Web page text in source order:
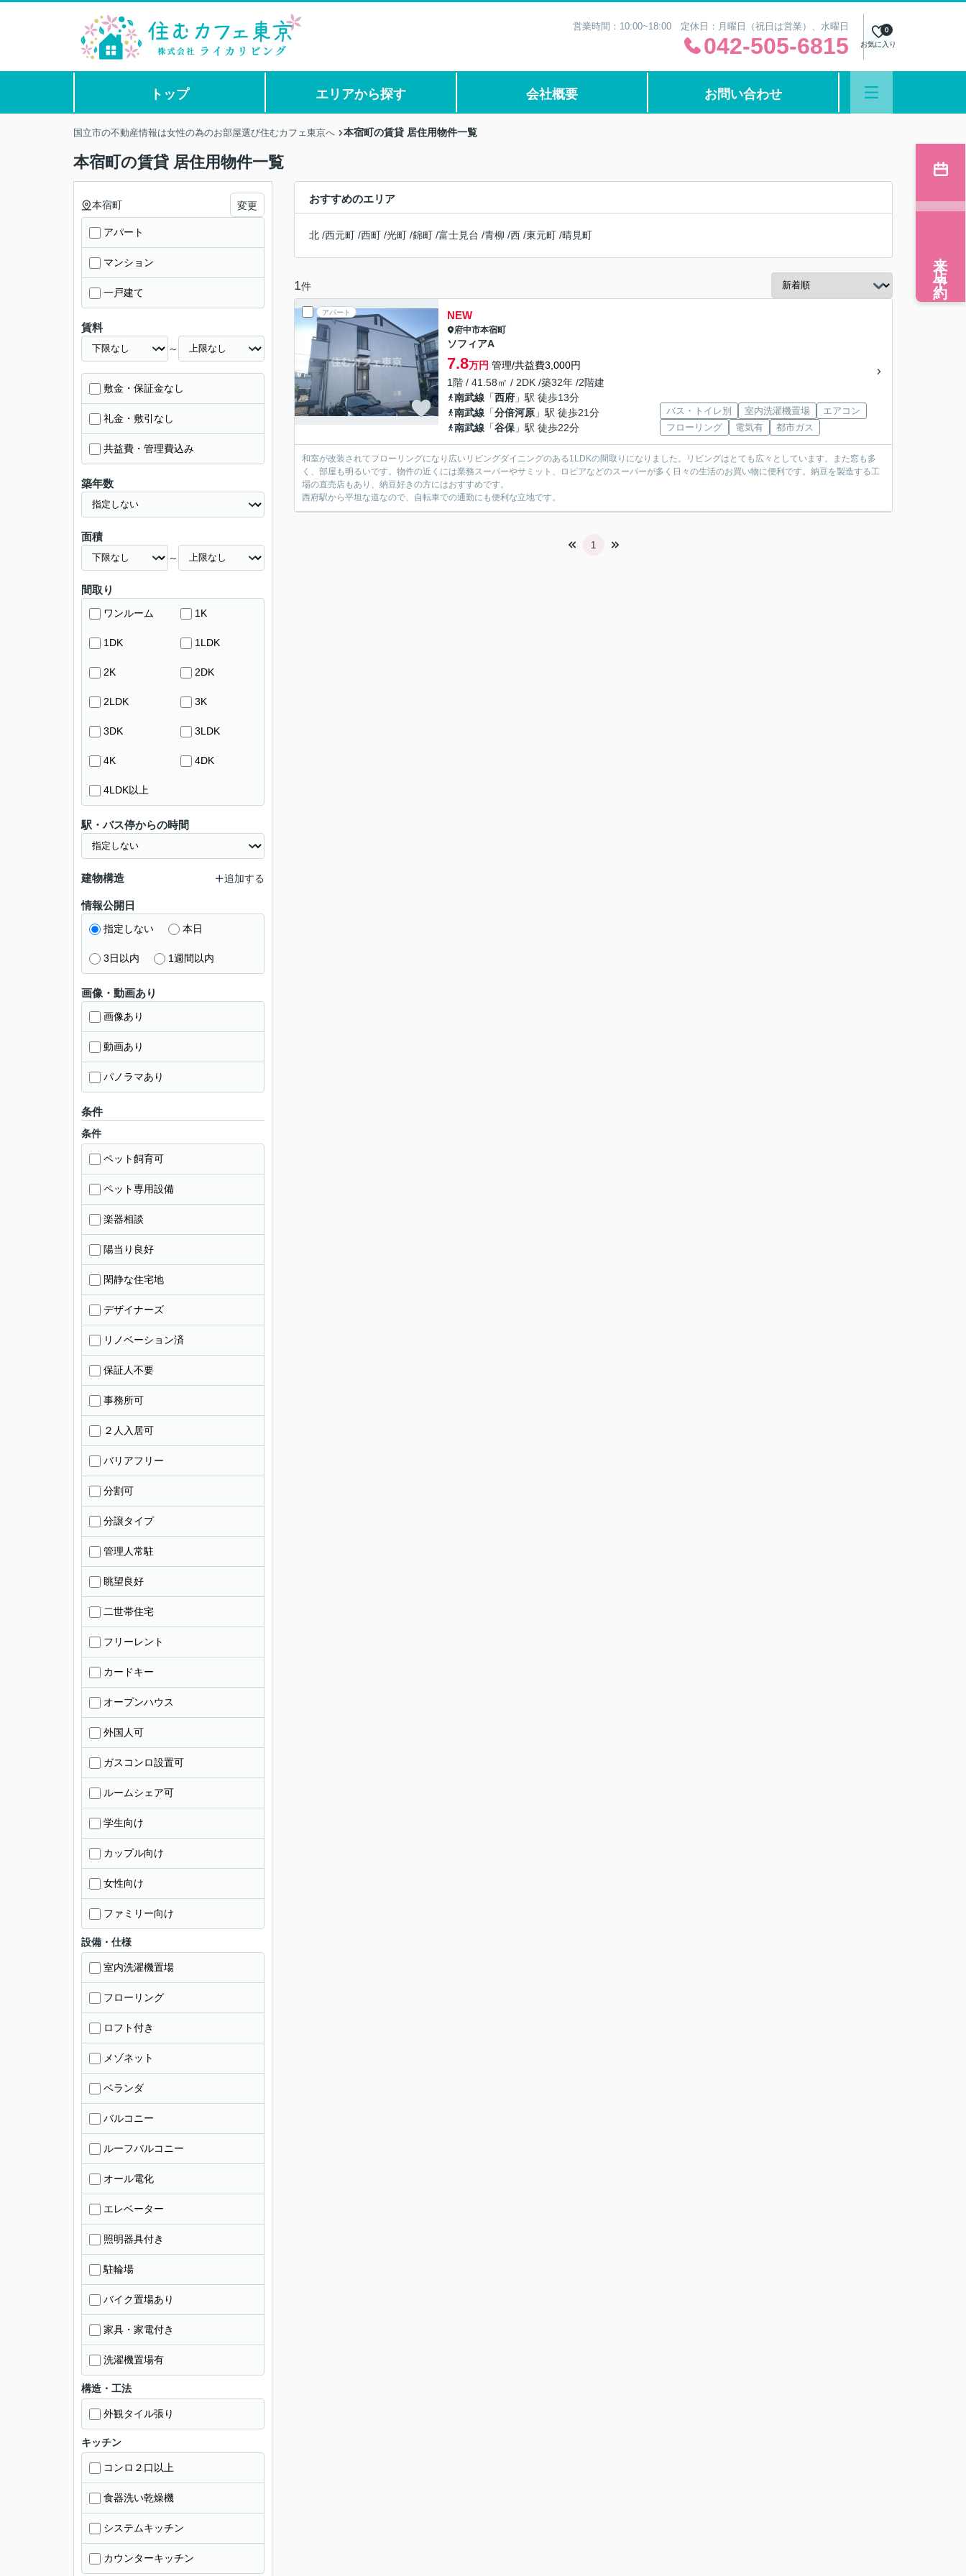
営業時間：10:00~18:00 定休日：月曜日（祝日は営業）、水曜日
042-505-6815 お気に入り
0
トップ エリアから探す 会社概要 お問い合わせ
国立市の不動産情報は女性の為のお部屋選び住むカフェ東京へ 本宿町の賃貸 居住用物件一覧
本宿町の賃貸 居住用物件一覧
おすすめのエリア
北 /西元町 /西町 /光町 /錦町 /富士見台 /青柳 /西 /東元町 /晴見町
1件
アパート NEW
府中市本宿町
ソフィアA
7.8万円 管理/共益費3,000円
1階 / 41.58㎡ / 2DK /築32年 /2階建
南武線 「西府 」駅 徒歩13分
南武線 「分倍河原 」駅 徒歩21分
南武線 「谷保 」駅 徒歩22分
バス・トイレ別 室内洗濯機置場
エアコン
フローリング
電気有 都市ガス
和室が改装されてフローリングになり広いリビングダイニングのある1LDKの間取りになりました。リビングはとても広々としています。また窓も多
く、部屋も明るいです。物件の近くには業務スーパーやサミット、ロピアなどのスーパーが多く日々の生活のお買い物に便利です。納豆を製造する工
場の直売店もあり、納豆好きの方にはおすすめです。
西府駅から平坦な道なので、自転車での通勤にも便利な立地です。
1
本宿町 変更
アパート
マンション
一戸建て
賃料
～
敷金・保証金なし
礼金・敷引なし
共益費・管理費込み
築年数
面積
～
間取り
ワンルーム 1K
1DK 1LDK
2K 2DK
2LDK 3K
3DK 3LDK
4K 4DK
4LDK以上
駅・バス停からの時間
建物構造 追加する
情報公開日
指定しない 本日
3日以内 1週間以内
画像・動画あり
画像あり
動画あり
パノラマあり
条件
条件
ペット飼育可
ペット専用設備
楽器相談
陽当り良好
閑静な住宅地
デザイナーズ
リノベーション済
保証人不要
事務所可
２人入居可
バリアフリー
分割可
分譲タイプ
管理人常駐
眺望良好
二世帯住宅
フリーレント
カードキー
オープンハウス
外国人可
ガスコンロ設置可
ルームシェア可
学生向け
カップル向け
女性向け
ファミリー向け
設備・仕様
室内洗濯機置場
フローリング
ロフト付き
メゾネット
ベランダ
バルコニー
ルーフバルコニー
オール電化
エレベーター
照明器具付き
駐輪場
バイク置場あり
家具・家電付き
洗濯機置場有
構造・工法
外観タイル張り
キッチン
コンロ２口以上
食器洗い乾燥機
システムキッチン
カウンターキッチン
来店予約